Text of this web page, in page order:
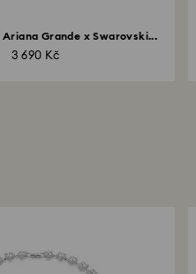
Grande x Swarovski...
3 690 Kč